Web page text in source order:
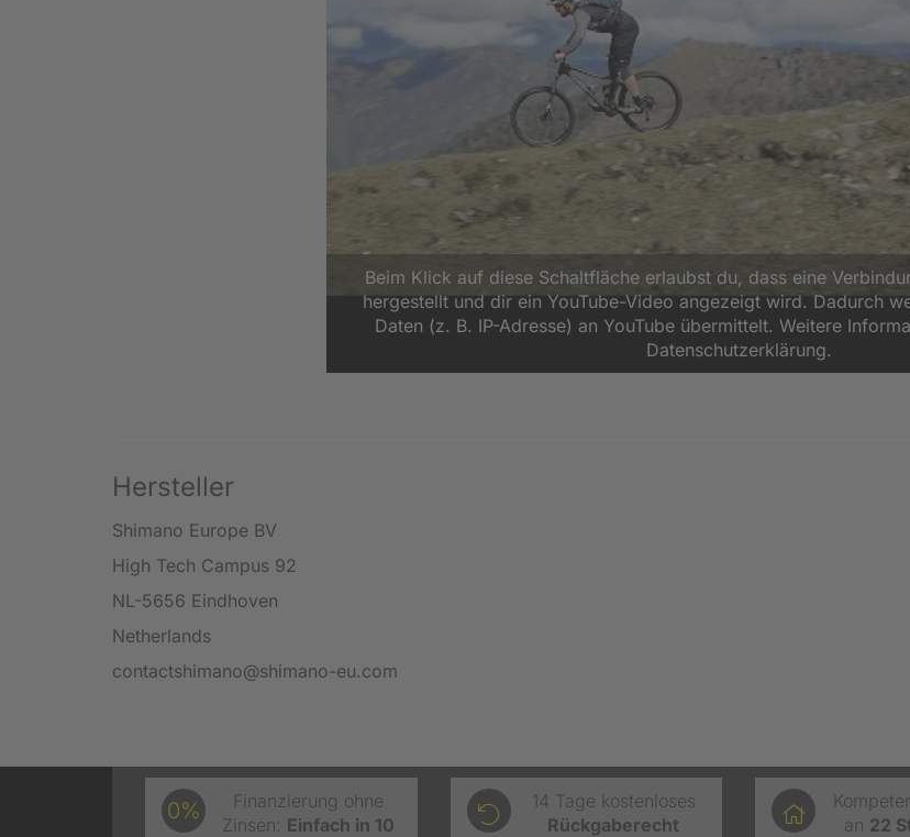
Beim Klick auf diese Schaltfläche erlaubst du, dass eine
hergestellt und dir ein YouTube-Video angezeigt wird. Dadurch
Daten (z. B. IP-Adresse) an YouTube übermittelt. Weitere
Datenschutzerklärung.
Hersteller
Shimano Europe BV
High Tech Campus 92
NL-5656 Eindhoven
Netherlands
contactshimano@shimano-eu.com
0%
Finanzierung ohne
Zinsen: Einfach in 10
14 Tage kostenloses
Rückgaberecht
an 22